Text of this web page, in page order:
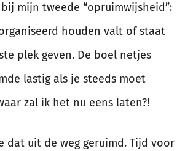
mijn tweede “opruimwijsheid”:
houden valt of staat
plek geven. De boel netjes
lastig als je steeds moet
zal ik het nu eens laten?!
dat uit de weg geruimd. Tijd voor